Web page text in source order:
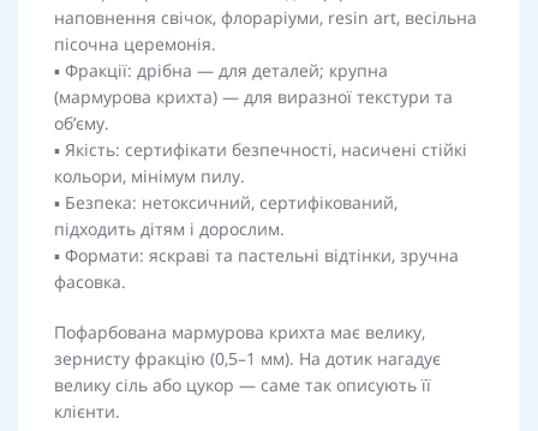
наповнення свічок, флораріуми, resin art, весільна
пісочна церемонія.
▪️ Фракції: дрібна — для деталей; крупна
(мармурова крихта) — для виразної текстури та
об’єму.
▪️ Якість: сертифікати безпечності, насичені стійкі
кольори, мінімум пилу.
▪️ Безпека: нетоксичний, сертифікований,
підходить дітям і дорослим.
▪️ Формати: яскраві та пастельні відтінки, зручна
фасовка.
Пофарбована мармурова крихта має велику,
зернисту фракцію (0,5–1 мм). На дотик нагадує
велику сіль або цукор — саме так описують її
клієнти.